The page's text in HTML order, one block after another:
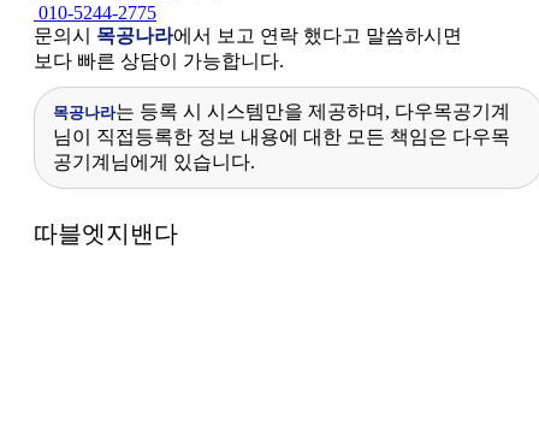
010-5244-2775
문의시 목공나라에서 보고 연락 했다고 말씀하시면
보다 빠른 상담이 가능합니다.
목공나라는 등록 시 시스템만을 제공하며, 다우목공기계
님이 직접등록한 정보 내용에 대한 모든 책임은 다우목
공기계님에게 있습니다.
따블엣지밴다